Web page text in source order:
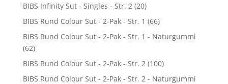
BIBS Infinity Sut - Singles - Str. 2 (20)
BIBS Rund Colour Sut - 2-Pak - Str. 1 (66)
BIBS Rund Colour Sut - 2-Pak - Str. 1 - Naturgummi
(62)
BIBS Rund Colour Sut - 2-Pak - Str. 2 (100)
BIBS Rund Colour Sut - 2-Pak - Str. 2 - Naturgummi